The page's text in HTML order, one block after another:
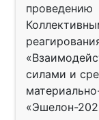
силами и
«Эшелон-